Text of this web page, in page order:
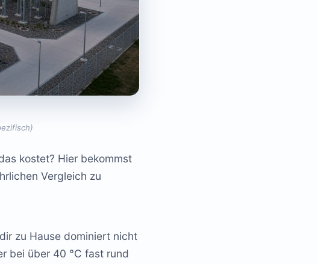
kostet? Hier bekommst
Vergleich zu
zu Hause dominiert nicht
bei über 40 °C fast rund